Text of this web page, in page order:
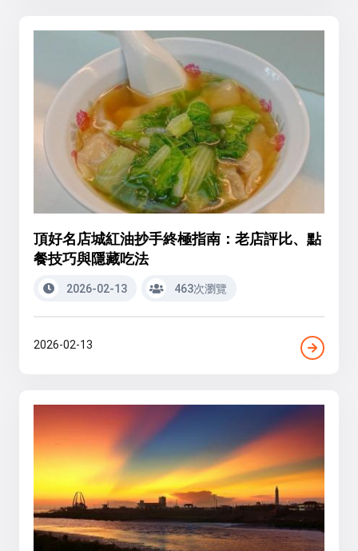
頂好名店城紅油抄手終極指南：老店評比、點
餐技巧與隱藏吃法
2026-02-13 463次瀏覽
2026-02-13